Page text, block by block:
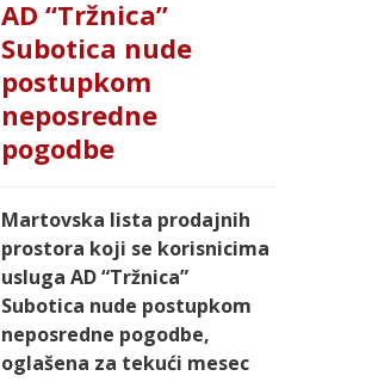
AD “Tržnica”
Subotica nude
postupkom
neposredne
pogodbe
Martovska lista prodajnih
prostora koji se korisnicima
usluga AD “Tržnica”
Subotica nude postupkom
neposredne pogodbe,
oglašena za tekući mesec